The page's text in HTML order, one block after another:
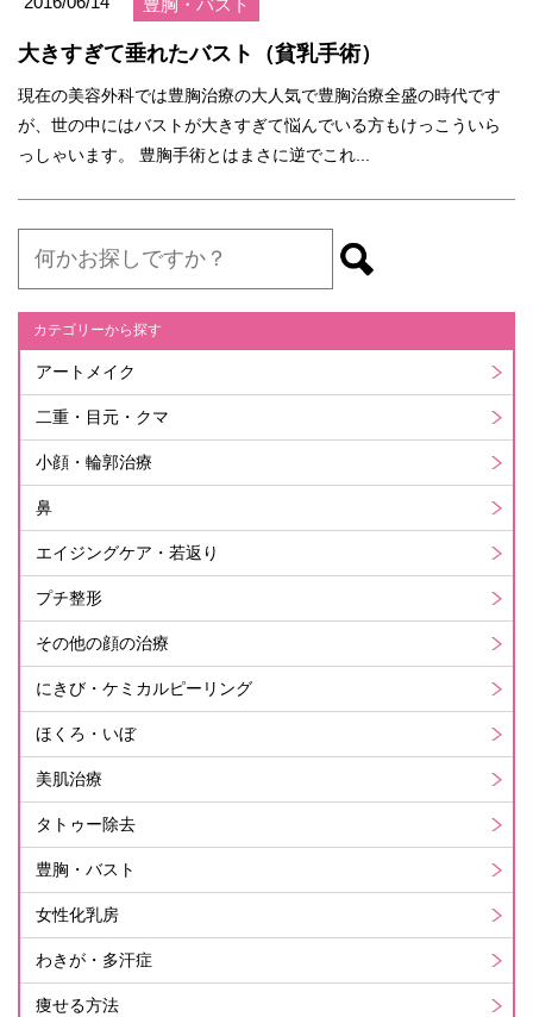
豊胸・バスト
大きすぎて垂れたバスト（貧乳手術）
現在の美容外科では豊胸治療の大人気で豊胸治療全盛の時代です
が、世の中にはバストが大きすぎて悩んでいる方もけっこういら
っしゃいます。 豊胸手術とはまさに逆でこれ...
カテゴリーから探す
アートメイク
二重・目元・クマ
小顔・輪郭治療
鼻
エイジングケア・若返り
プチ整形
その他の顔の治療
にきび・ケミカルピーリング
ほくろ・いぼ
美肌治療
タトゥー除去
豊胸・バスト
女性化乳房
わきが・多汗症
痩せる方法